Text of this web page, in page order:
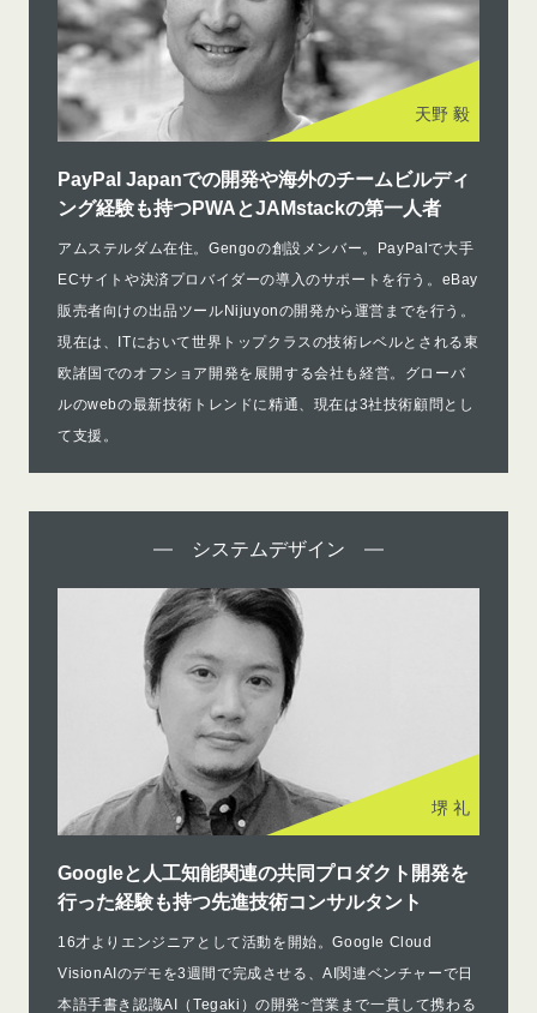
天野 毅
PayPal Japanでの開発や海外のチームビルディ
ング経験も持つPWAとJAMstackの第一人者
アムステルダム在住。Gengoの創設メンバー。PayPalで大手
ECサイトや決済プロバイダーの導入のサポートを行う。eBay
販売者向けの出品ツールNijuyonの開発から運営までを行う。
現在は、ITにおいて世界トップクラスの技術レベルとされる東
欧諸国でのオフショア開発を展開する会社も経営。グローバ
ルのwebの最新技術トレンドに精通、現在は3社技術顧問とし
て支援。
システムデザイン
堺 礼
Googleと人工知能関連の共同プロダクト開発を
行った経験も持つ先進技術コンサルタント
16才よりエンジニアとして活動を開始。Google Cloud
VisionAIのデモを3週間で完成させる、AI関連ベンチャーで日
本語手書き認識AI（Tegaki）の開発~営業まで一貫して携わる